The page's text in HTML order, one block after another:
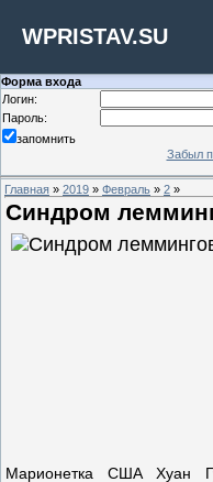
WPRISTAV.SU
Форма входа
Логин:
Пароль:
запомнить
Забыл
Главная » 2019 » Февраль » 2 »
Cиндром
Марионетка США Хуан